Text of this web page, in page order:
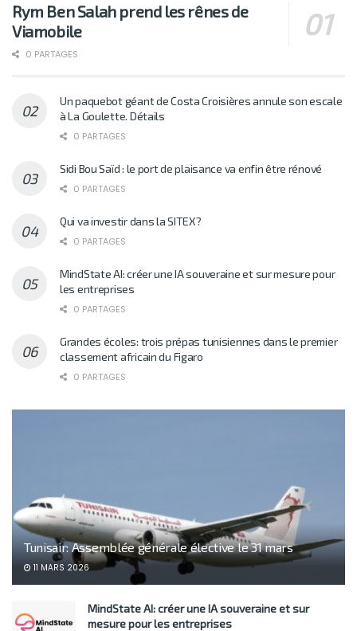
Rym Ben Salah prend les rênes de
Viamobile
0 PARTAGES
Un paquebot géant de Costa Croisières annule son escale
à La Goulette. Détails
0 PARTAGES
Sidi Bou Saïd : le port de plaisance va enfin être rénové
0 PARTAGES
Qui va investir dans la SITEX?
0 PARTAGES
MindState AI: créer une IA souveraine et sur mesure pour
les entreprises
0 PARTAGES
Grandes écoles: trois prépas tunisiennes dans le premier
classement africain du Figaro
0 PARTAGES
Tunisair: Assemblée générale élective le 31 mars
11 MARS 2026
MindState AI: créer une IA souveraine et sur
mesure pour les entreprises